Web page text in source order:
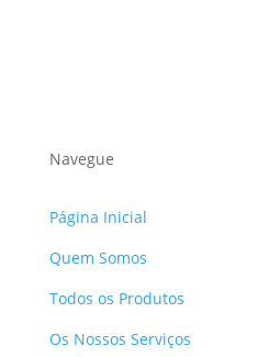
Navegue
Página Inicial
Quem Somos
Todos os Produtos
Os Nossos Serviços